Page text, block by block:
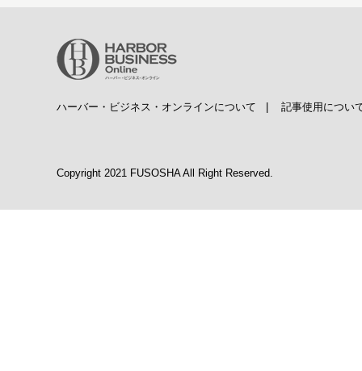
ハーバー・ビジネス・オンラインについて 記事使用につい
Copyright 2021 FUSOSHA All Right Reserved.